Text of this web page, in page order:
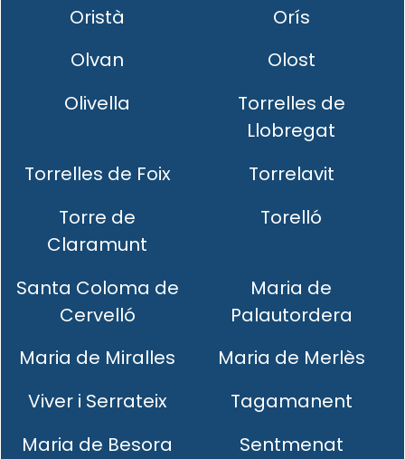
Oristà
Orís
Olvan
Olost
Olivella
Torrelles de
Llobregat
Torrelles de Foix
Torrelavit
Torre de
Claramunt
Torelló
Santa Coloma de
Cervelló
Maria de
Palautordera
Maria de Miralles
Maria de Merlès
Viver i Serrateix
Tagamanent
Maria de Besora
Sentmenat